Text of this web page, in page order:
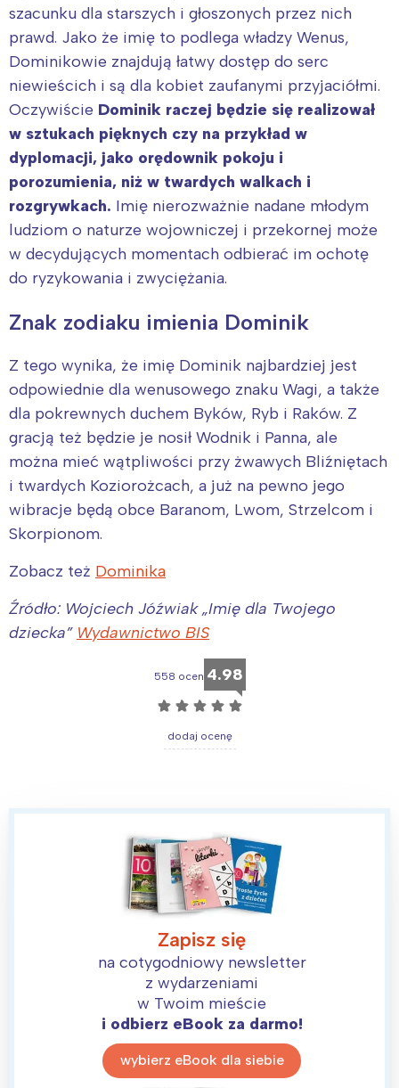
szacunku dla starszych i głoszonych przez nich
prawd. Jako że imię to podlega władzy Wenus,
Dominikowie znajdują łatwy dostęp do serc
niewieścich i są dla kobiet zaufanymi przyjaciółmi.
Oczywiście Dominik raczej będzie się realizował
w sztukach pięknych czy na przykład w
dyplomacji, jako orędownik pokoju i
porozumienia, niż w twardych walkach i
rozgrywkach. Imię nierozważnie nadane młodym
ludziom o naturze wojowniczej i przekornej może
w decydujących momentach odbierać im ochotę
do ryzykowania i zwyciężania.
Znak zodiaku imienia Dominik
Z tego wynika, że imię Dominik najbardziej jest
odpowiednie dla wenusowego znaku Wagi, a także
dla pokrewnych duchem Byków, Ryb i Raków. Z
gracją też będzie je nosił Wodnik i Panna, ale
można mieć wątpliwości przy żwawych Bliźniętach
i twardych Koziorożcach, a już na pewno jego
wibracje będą obce Baranom, Lwom, Strzelcom i
Skorpionom.
Zobacz też Dominika
Źródło: Wojciech Jóźwiak „Imię dla Twojego
dziecka” Wydawnictwo BIS
558 ocen 4.98
☆ ☆ ☆ ☆ ☆
dodaj ocenę
Zapisz się
na cotygodniowy newsletter
z wydarzeniami
w Twoim mieście
i odbierz eBook za darmo!
wybierz eBook dla siebie
Interesują mnie wydarzenia z
tego regionu: